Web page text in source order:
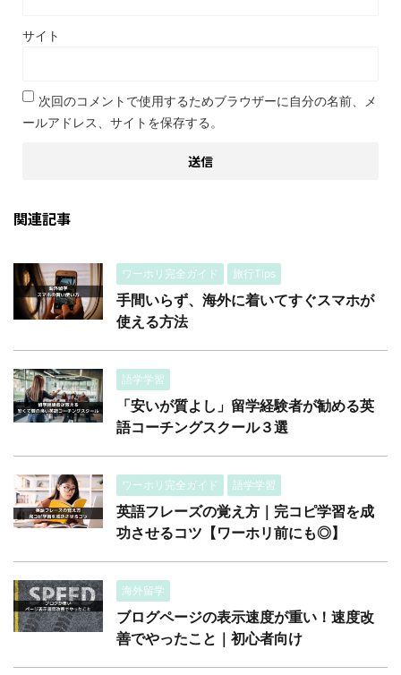
サイト
次回のコメントで使用するためブラウザーに自分の名前、メ
ールアドレス、サイトを保存する。
関連記事
ワーホリ完全ガイド 旅行Tips
手間いらず、海外に着いてすぐスマホが
使える方法
語学学習
「安いが質よし」留学経験者が勧める英
語コーチングスクール３選
ワーホリ完全ガイド 語学学習
英語フレーズの覚え方｜完コピ学習を成
功させるコツ【ワーホリ前にも◎】
海外留学
ブログページの表示速度が重い！速度改
善でやったこと｜初心者向け